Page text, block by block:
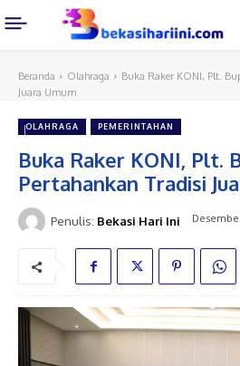
Beranda Olahraga
Buka Raker KONI, Plt.
Juara Umum
OLAHRAGA PEMERINTAHAN
Buka Raker KONI, Plt.
Pertahankan Tradisi
Penulis: Bekasi Hari Ini